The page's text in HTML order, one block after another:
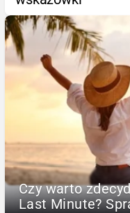
Czy warto
Last Minute?